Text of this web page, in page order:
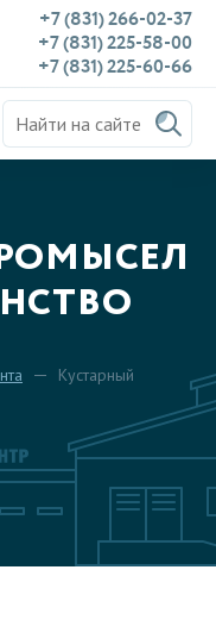
+7 (831) 266-02-37
+7 (831) 225-58-00
+7 (831) 225-60-66
Кустарный